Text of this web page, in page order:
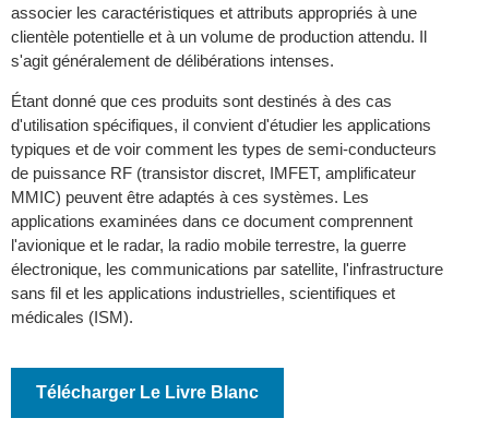
associer les caractéristiques et attributs appropriés à une
clientèle potentielle et à un volume de production attendu. Il
s'agit généralement de délibérations intenses.
Étant donné que ces produits sont destinés à des cas
d'utilisation spécifiques, il convient d'étudier les applications
typiques et de voir comment les types de semi-conducteurs
de puissance RF (transistor discret, IMFET, amplificateur
MMIC) peuvent être adaptés à ces systèmes. Les
applications examinées dans ce document comprennent
l'avionique et le radar, la radio mobile terrestre, la guerre
électronique, les communications par satellite, l'infrastructure
sans fil et les applications industrielles, scientifiques et
médicales (ISM).
Télécharger Le Livre Blanc